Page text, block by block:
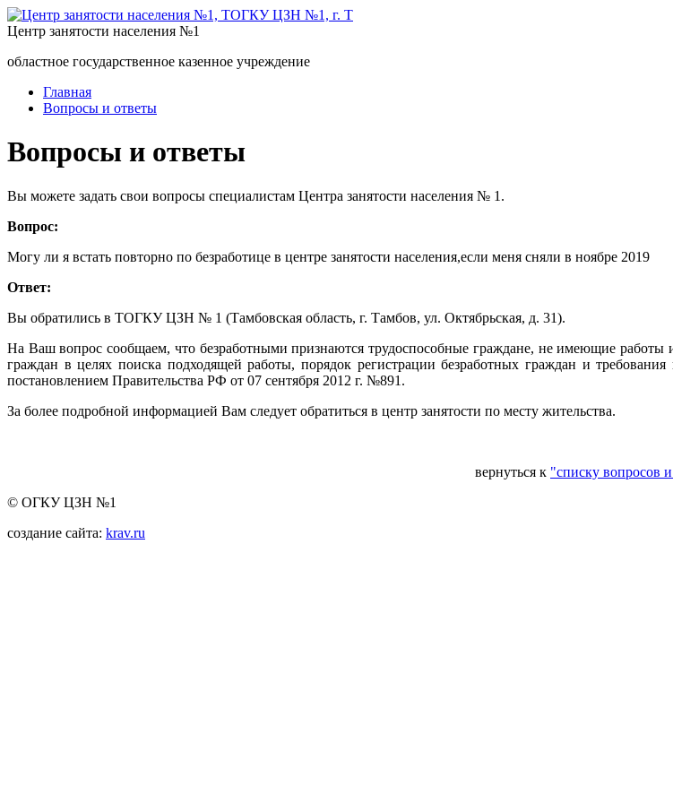
Центр занятости населения №1
областное государственное казенное учреждение
Главная
Вопросы и ответы
Вопросы и ответы
Вы можете задать свои вопросы специалистам Центра занятости населения № 1.
Вопрос:
Могу ли я встать повторно по безработице в центре занятости населения,если меня сняли в ноябре 2019
Ответ:
Вы обратились в ТОГКУ ЦЗН № 1 (Тамбовская область, г. Тамбов, ул. Октябрьская, д. 31).
На Ваш вопрос сообщаем, что безработными признаются трудоспособные граждане, не имеющие работы
граждан в целях поиска подходящей работы, порядок регистрации безработных граждан и
постановлением Правительства РФ от 07 сентября 2012 г. №891.
За более подробной информацией Вам следует обратиться в центр занятости по месту жительства.
вернуться к "списку вопросов
© ОГКУ ЦЗН №1
создание сайта: krav.ru